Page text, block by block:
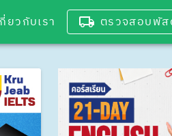
ยวกับเรา ตรวจสอบพัส